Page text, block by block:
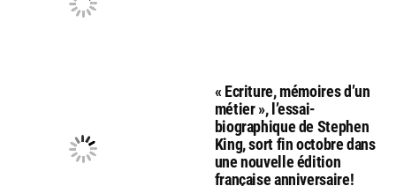
« Ecriture, mémoires d’un
métier », l’essai-
biographique de Stephen
King, sort fin octobre dans
une nouvelle édition
française anniversaire!